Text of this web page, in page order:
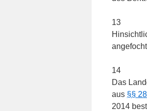
13
14
Das
aus §§
2014